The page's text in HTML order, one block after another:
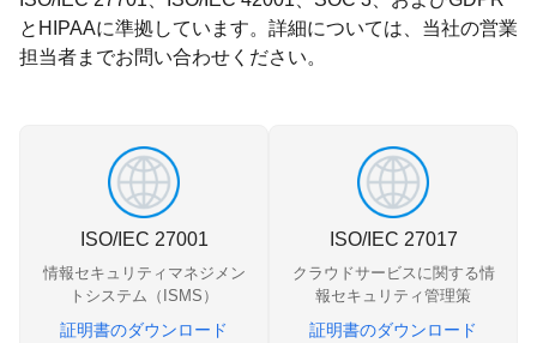
とHIPAAに準拠しています。詳細については、当社の営業
担当者までお問い合わせください。
ISO/IEC 27001
情報セキュリティマネジメン
トシステム（ISMS）
証明書のダウンロード
ISO/IEC 27017
クラウドサービスに関する情
報セキュリティ管理策
証明書のダウンロード